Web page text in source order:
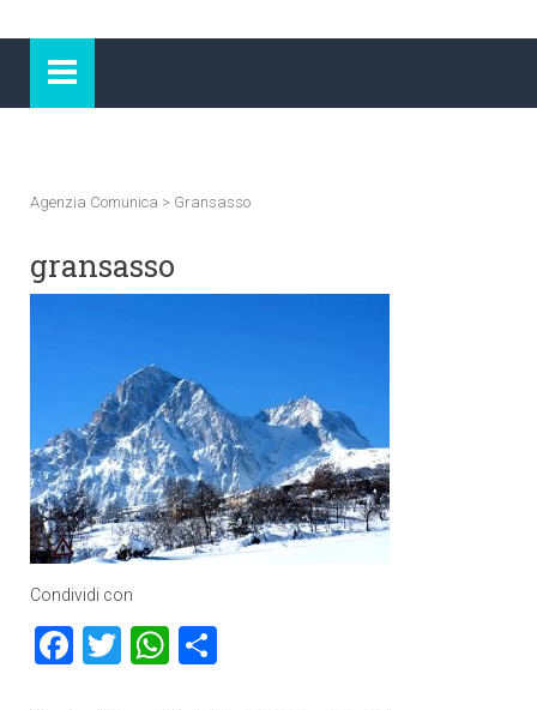
Agenzia Comunica > Gransasso
gransasso
Condividi con
Facebook
TwitterWhatsApp